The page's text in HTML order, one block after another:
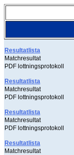
Resultatlista
Matchresultat
PDF lottningsprotokoll
Resultatlista
Matchresultat
PDF lottningsprotokoll
Resultatlista
Matchresultat
PDF lottningsprotokoll
Resultatlista
Matchresultat